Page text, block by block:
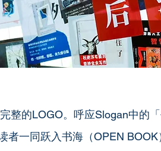
整的LOGO。呼应Slogan中的
一同跃入书海（OPEN BOOK